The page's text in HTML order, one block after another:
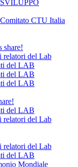
CTU Italia
share!
relatori del Lab
del LAB
del LAB
del LAB
del LAB
relatori del Lab
relatori del Lab
del LAB
Mondiale